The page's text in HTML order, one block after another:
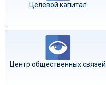
Целевой капитал
Центр общественных связей